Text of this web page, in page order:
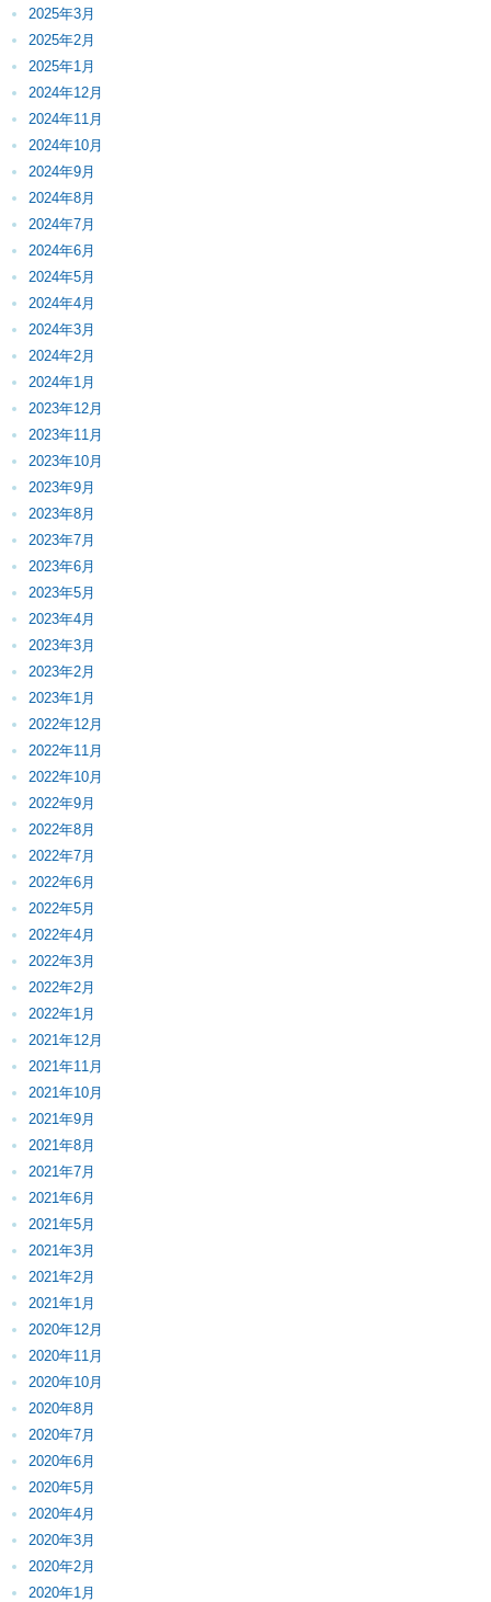
2025年3月
2025年2月
2025年1月
2024年12月
2024年11月
2024年10月
2024年9月
2024年8月
2024年7月
2024年6月
2024年5月
2024年4月
2024年3月
2024年2月
2024年1月
2023年12月
2023年11月
2023年10月
2023年9月
2023年8月
2023年7月
2023年6月
2023年5月
2023年4月
2023年3月
2023年2月
2023年1月
2022年12月
2022年11月
2022年10月
2022年9月
2022年8月
2022年7月
2022年6月
2022年5月
2022年4月
2022年3月
2022年2月
2022年1月
2021年12月
2021年11月
2021年10月
2021年9月
2021年8月
2021年7月
2021年6月
2021年5月
2021年3月
2021年2月
2021年1月
2020年12月
2020年11月
2020年10月
2020年8月
2020年7月
2020年6月
2020年5月
2020年4月
2020年3月
2020年2月
2020年1月